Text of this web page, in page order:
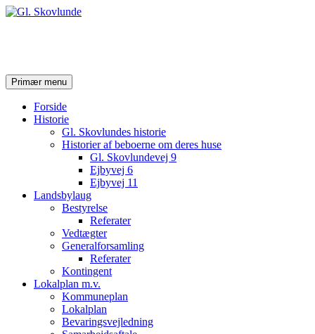
SøgPrimær menu Hop
til
Forside
Historie
Gl. Skovlundes historie
Historier af beboerne om deres huse
Gl. Skovlundevej 9
Ejbyvej 6
Ejbyvej 11
Landsbylaug
Bestyrelse
Referater
Vedtægter
Generalforsamling
Referater
Kontingent
Lokalplan m.v.
Kommuneplan
Lokalplan
Bevaringsvejledning